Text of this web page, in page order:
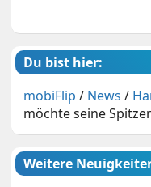
Du bist hier:
mobiFlip / News /
möchte seine
Weitere